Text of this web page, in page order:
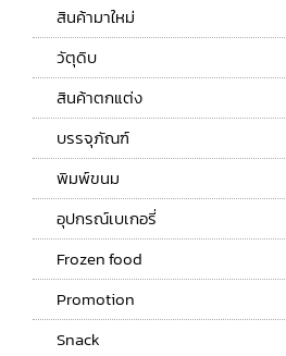
สินค้ามาใหม่
วัตุดิบ
สินค้าตกแต่ง
บรรจุภัณฑ์
พิมพ์ขนม
อุปกรณ์เบเกอรี่
Frozen food
Promotion
Snack